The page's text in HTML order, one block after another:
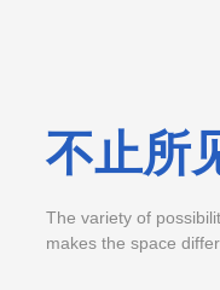
不止所
The variety of
makes the space